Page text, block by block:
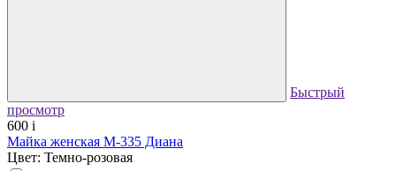
Быстрый
просмотр
600 i
Майка женская М-335 Диана
Цвет: Темно-розовая